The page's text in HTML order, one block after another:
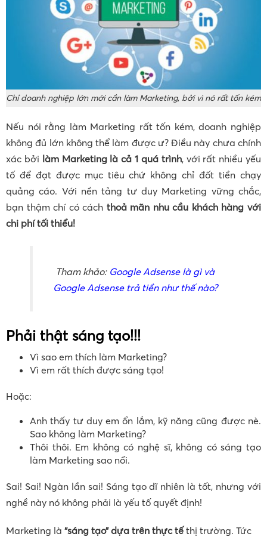
Chỉ doanh nghiệp lớn mới cần làm Marketing, bởi vì nó rất tốn kém
Nếu nói rằng làm Marketing rất tốn kém, doanh nghiệp
không đủ lớn không thể làm được ư? Điều này chưa chính
xác bởi làm Marketing là cả 1 quá trình, với rất nhiều yếu
tố để đạt được mục tiêu chứ không chỉ đốt tiền chạy
quảng cáo. Với nền tảng tư duy Marketing vững chắc,
bạn thậm chí có cách thoả mãn nhu cầu khách hàng với
chi phí tối thiểu!
Tham khảo: Google Adsense là gì và
Google Adsense trả tiền như thế nào?
Phải thật sáng tạo!!!
Vì sao em thích làm Marketing?
Vì em rất thích được sáng tạo!
Hoặc:
Anh thấy tư duy em ổn lắm, kỹ năng cũng được nè.
Sao không làm Marketing?
Thôi thôi. Em không có nghệ sĩ, không có sáng tạo
làm Marketing sao nổi.
Sai! Sai! Ngàn lần sai! Sáng tạo dĩ nhiên là tốt, nhưng với
nghề này nó không phải là yếu tố quyết định!
Marketing là “sáng tạo” dựa trên thực tếthị trường. Tức